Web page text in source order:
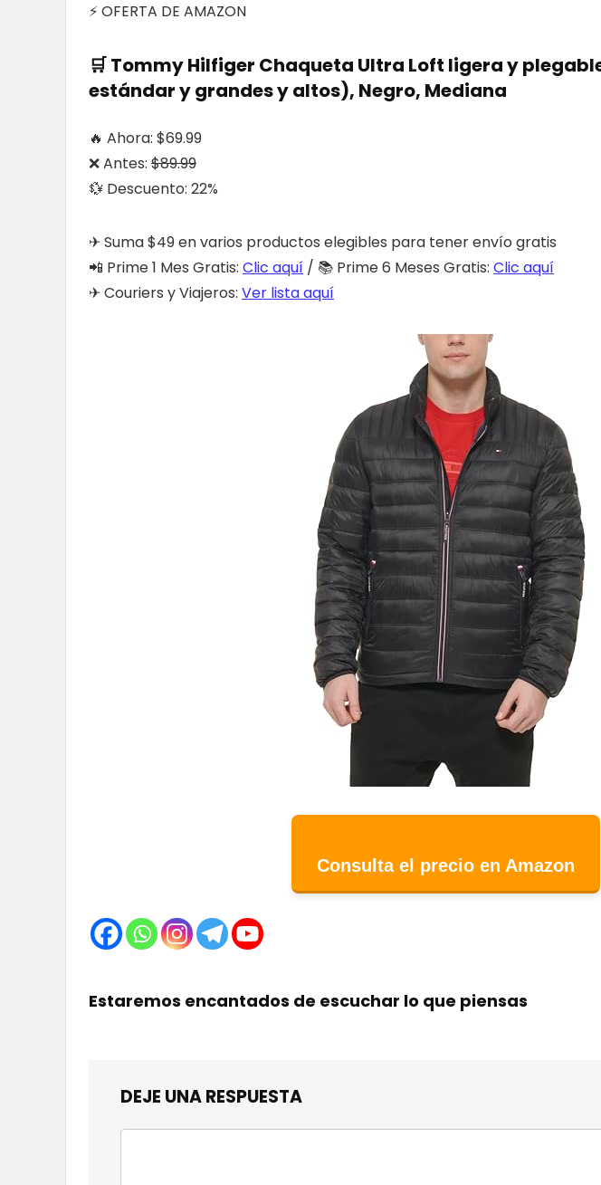
⚡ OFERTA DE AMAZON
🛒 Tommy Hilfiger Chaqueta Ultra Loft ligera y
estándar y grandes y altos), Negro, Mediana
🔥 Ahora: $69.99
❌ Antes: $89.99
💱 Descuento: 22%
✈ Suma $49 en varios productos elegibles para tener envío gratis
📲 Prime 1 Mes Gratis: Clic aquí / 📚 Prime 6 Meses Gratis: Clic aquí
✈ Couriers y Viajeros: Ver lista aquí
Consulta el precio en Amazon
Estaremos encantados de escuchar lo que piensas
DEJE UNA RESPUESTA